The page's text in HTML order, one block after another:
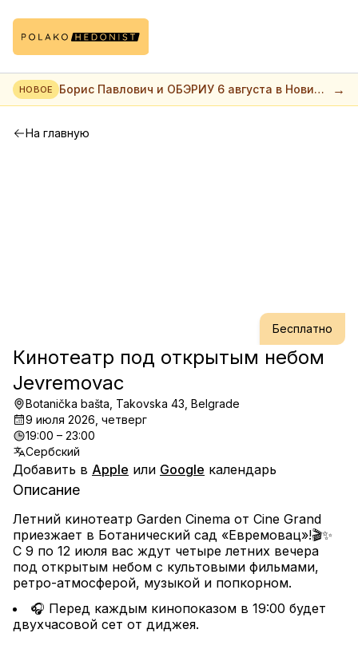
НОВОЕ
Борис Павлович и ОБЭРИУ 6 августа в Нови
саде
→
На главную
Бесплатно
Кинотеатр под открытым небом
Jevremovac
Botanička bašta, Takovska 43, Belgrade
9 июля 2026, четверг
19:00 – 23:00
Сербский
Добавить в Apple или Google календарь
Описание
Летний кинотеатр Garden Cinema от Cine Grand
приезжает в Ботанический сад «Евремовац»!🎬✨
С 9 по 12 июля вас ждут четыре летних вечера
под открытым небом с культовыми фильмами,
ретро-атмосферой, музыкой и попкорном.
🎧 Перед каждым кинопоказом в 19:00 будет
двухчасовой сет от диджея.